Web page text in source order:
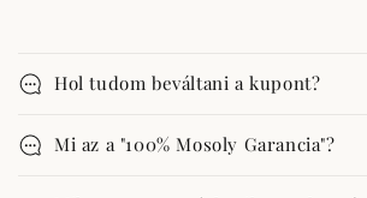
Hol tudom beváltani a kupont?
Mi az a "100% Mosoly Garancia"?